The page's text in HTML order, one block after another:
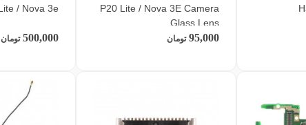
P20 Lite / Nova 3E Camera
Glass Lens
95,000 تومان
/ Nova 3e
500,000 تومان